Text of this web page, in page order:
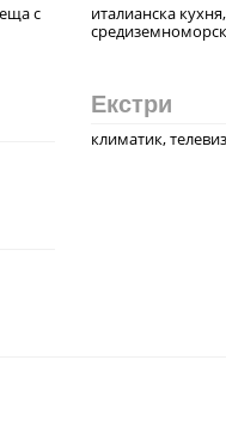
с
италианска
Екстри
климатик,